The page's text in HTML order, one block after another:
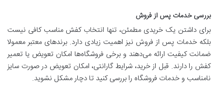
بررسی خدمات پس از فروش
برای داشتن یک خریدی مطمئن، تنها انتخاب کفش مناسب کافی نیست
بلکه خدمات پس از فروش نیز اهمیت زیادی دارد. برندهای معتبر معمولا
ضمانت کیفیت ارائه می‌دهند و برخی فروشگاه‌ها امکان تعویض یا تعمیر
کفش را دارند. قبل از خرید، شرایط گارانتی، امکان تعویض در صورت سایز
نامناسب و خدمات فروشگاه را بررسی کنید تا دچار مشکل نشوید.